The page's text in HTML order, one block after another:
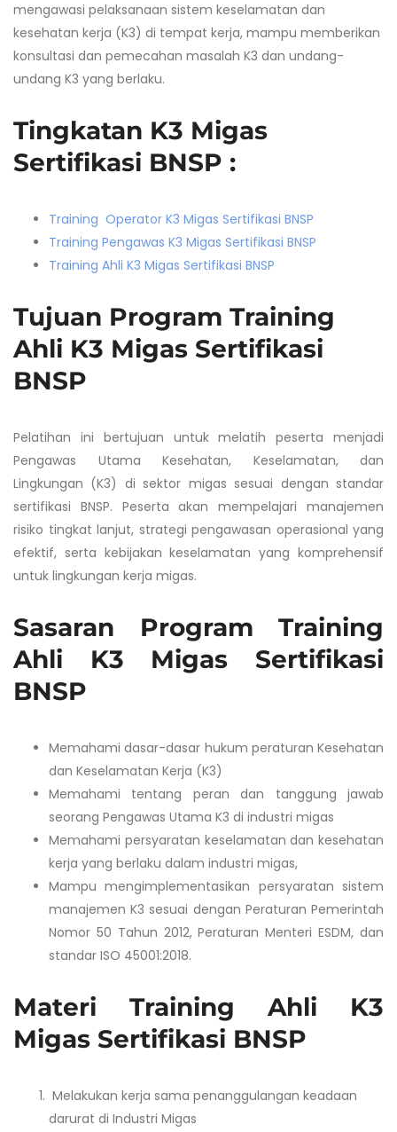
mengawasi pelaksanaan sistem keselamatan dan
kesehatan kerja (K3) di tempat kerja, mampu memberikan
konsultasi dan pemecahan masalah K3 dan undang-
undang K3 yang berlaku.
Tingkatan K3 Migas
Sertifikasi BNSP :
Training Operator K3 Migas Sertifikasi BNSP
Training Pengawas K3 Migas Sertifikasi BNSP
Training Ahli K3 Migas Sertifikasi BNSP
Tujuan Program Training
Ahli K3 Migas Sertifikasi
BNSP
Pelatihan ini bertujuan untuk melatih peserta menjadi
Pengawas Utama Kesehatan, Keselamatan, dan
Lingkungan (K3) di sektor migas sesuai dengan standar
sertifikasi BNSP. Peserta akan mempelajari manajemen
risiko tingkat lanjut, strategi pengawasan operasional yang
efektif, serta kebijakan keselamatan yang komprehensif
untuk lingkungan kerja migas.
Sasaran Program Training
Ahli K3 Migas Sertifikasi
BNSP
Memahami dasar-dasar hukum peraturan Kesehatan
dan Keselamatan Kerja (K3)
Memahami tentang peran dan tanggung jawab
seorang Pengawas Utama K3 di industri migas
Memahami persyaratan keselamatan dan kesehatan
kerja yang berlaku dalam industri migas,
Mampu mengimplementasikan persyaratan sistem
manajemen K3 sesuai dengan Peraturan Pemerintah
Nomor 50 Tahun 2012, Peraturan Menteri ESDM, dan
standar ISO 45001:2018.
Materi Training Ahli K3
Migas Sertifikasi BNSP
Melakukan kerja sama penanggulangan keadaan
darurat di Industri Migas